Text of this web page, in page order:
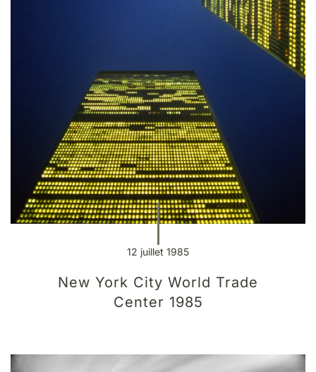
12 juillet 1985
New York City World Trade
Center 1985